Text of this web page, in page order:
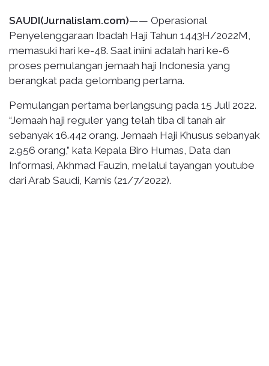
SAUDI(Jurnalislam.com)—— Operasional
Penyelenggaraan Ibadah Haji Tahun 1443H/2022M,
memasuki hari ke-48. Saat iniini adalah hari ke-6
proses pemulangan jemaah haji Indonesia yang
berangkat pada gelombang pertama.
Pemulangan pertama berlangsung pada 15 Juli 2022.
“Jemaah haji reguler yang telah tiba di tanah air
sebanyak 16.442 orang. Jemaah Haji Khusus sebanyak
2.956 orang,” kata Kepala Biro Humas, Data dan
Informasi, Akhmad Fauzin, melalui tayangan youtube
dari Arab Saudi, Kamis (21/7/2022).